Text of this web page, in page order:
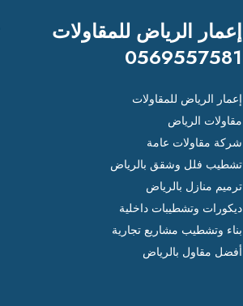
إعمار الرياض للمقاولات
0569557581
إعمار الرياض للمقاولات
مقاولات الرياض
شركة مقاولات عامة
تشطيب فلل وشقق بالرياض
ترميم منازل بالرياض
ديكورات وتشطيبات داخلية
بناء وتشطيب مشاريع تجارية
أفضل مقاول بالرياض